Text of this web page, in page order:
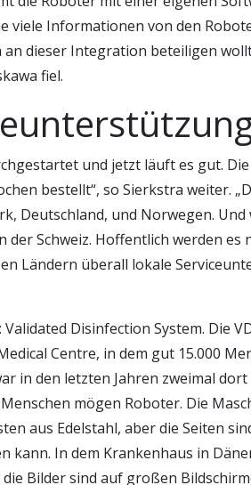
viele Informationen von den
an dieser Integration beteiligen
fiel.
und jetzt läuft es gut.
bestellt“, so Sierkstra weiter.
Deutschland, und Norwegen. Und
Schweiz. Hoffentlich werden es
Ländern überall lokale
Disinfection System. Die
Centre, in dem gut 15.000
in den letzten Jahren zweimal
mögen Roboter. Die
aus Edelstahl, aber die Seiten
kann. In dem Krankenhaus in
Bilder sind auf großen